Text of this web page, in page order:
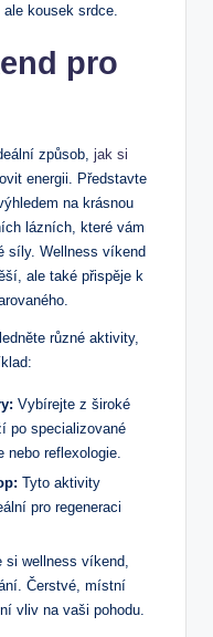
kousek srdce.
pro
způsob, jak si
energii. Představte
na krásnou
lázních, které vám
síly. Wellness víkend
ale také přispěje k
různé aktivity,
Vybírejte z široké
po specializované
nebo reflexologie.
Tyto aktivity
pro regeneraci
si wellness víkend,
Čerstvé, místní
vliv na vaši pohodu.